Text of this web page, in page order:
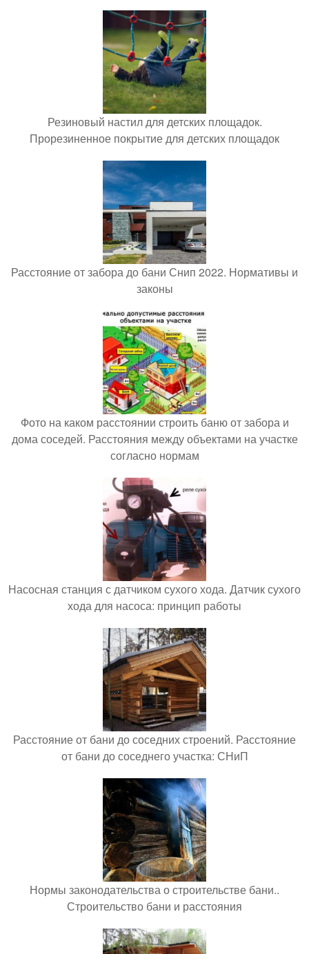
Резиновый настил для детских площадок.
Прорезиненное покрытие для детских площадок
Расстояние от забора до бани Снип 2022. Нормативы и
законы
Фото на каком расстоянии строить баню от забора и
дома соседей. Расстояния между объектами на участке
согласно нормам
Насосная станция с датчиком сухого хода. Датчик сухого
хода для насоса: принцип работы
Расстояние от бани до соседних строений. Расстояние
от бани до соседнего участка: СНиП
Нормы законодательства о строительстве бани..
Строительство бани и расстояния